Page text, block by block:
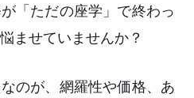
「ただの座学」で終わっ
ませていませんか？
のが、網羅性や価格、あ